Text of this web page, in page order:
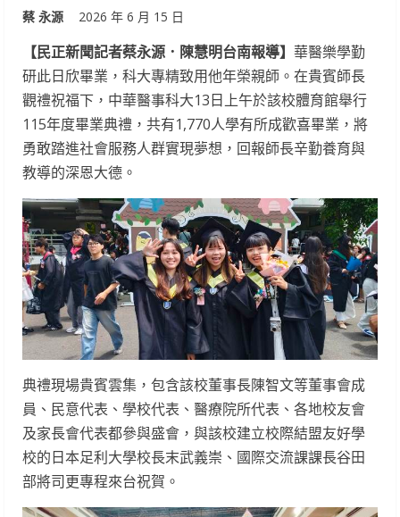
蔡 永源 2026 年 6 月 15 日
【民正新聞記者蔡永源．陳慧明台南報導】 華醫樂學勤
研此日欣畢業，科大專精致用他年榮親師。在貴賓師長
觀禮祝福下，中華醫事科大13日上午於該校體育館舉行
115年度畢業典禮，共有1,770人學有所成歡喜畢業，將
勇敢踏進社會服務人群實現夢想，回報師長辛勤養育與
教導的深恩大德。
典禮現場貴賓雲集，包含該校董事長陳智文等董事會成
員、民意代表、學校代表、醫療院所代表、各地校友會
及家長會代表都參與盛會，與該校建立校際結盟友好學
校的日本足利大學校長末武義崇、國際交流課課長谷田
部將司更專程來台祝賀。